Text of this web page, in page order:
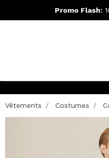
Promo Flash:
Vêtements Costumes